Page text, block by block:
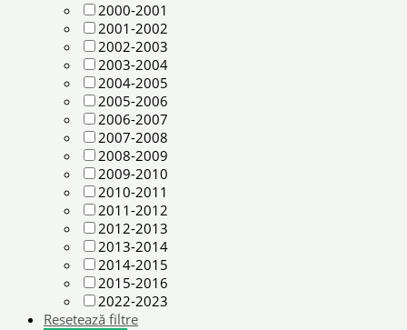
2000-2001
2001-2002
2002-2003
2003-2004
2004-2005
2005-2006
2006-2007
2007-2008
2008-2009
2009-2010
2010-2011
2011-2012
2012-2013
2013-2014
2014-2015
2015-2016
2022-2023
Resetează filtre